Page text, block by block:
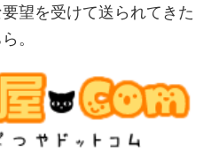
望を受けて送られてきた
。